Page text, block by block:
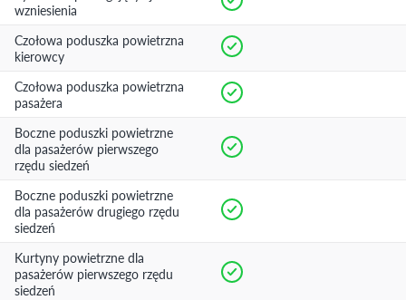
wzniesienia
Czołowa poduszka powietrzna
kierowcy
Czołowa poduszka powietrzna
pasażera
Boczne poduszki powietrzne
dla pasażerów pierwszego
rzędu siedzeń
Boczne poduszki powietrzne
dla pasażerów drugiego rzędu
siedzeń
Kurtyny powietrzne dla
pasażerów pierwszego rzędu
siedzeń